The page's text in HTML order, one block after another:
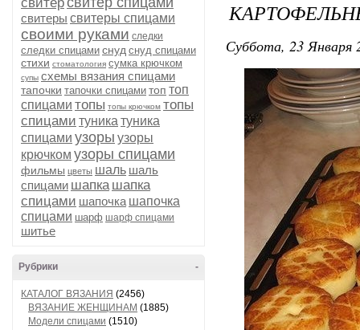
свитеры свитеры спицами
своими руками следки
следки спицами снуд снуд спицами
стихи стоматология сумка крючком
супы схемы вязания спицами
тапочки тапочки спицами топ топ
спицами топы топы крючком топы
спицами туника туника
спицами узоры узоры
крючком узоры спицами
фильмы цветы шаль шаль
спицами шапка шапка
спицами шапочка шапочка
спицами шарф шарф спицами
шитье
-
Рубрики
КАТАЛОГ ВЯЗАНИЯ (2456)
ВЯЗАНИЕ ЖЕНЩИНАМ (1885)
Модели спицами (1510)
Суббота, 23 Января